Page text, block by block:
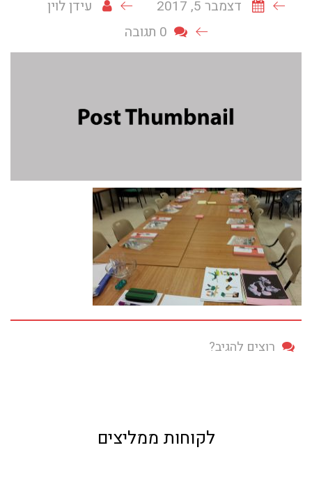
דצמבר 5, 2017
עידן לוין
0 תגובה
רוצים להגיב?
לקוחות ממליצים